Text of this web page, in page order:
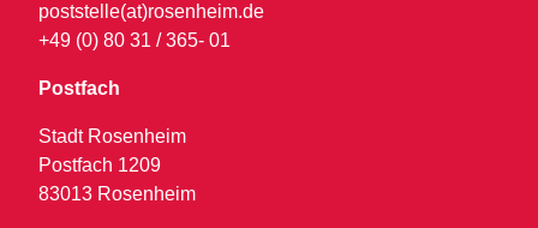
poststelle(at)rosenheim.de
+49 (0) 80 31 / 365- 01
Postfach
Stadt Rosenheim
Postfach 1209
83013 Rosenheim